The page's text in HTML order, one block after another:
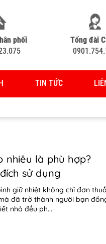
phối
Tổng đài
TIN TỨC
nhiêu là phù hợp?
sử dụng
giữ nhiệt không chỉ đơn
đã trở thành người bạn
nhỏ đều ph...